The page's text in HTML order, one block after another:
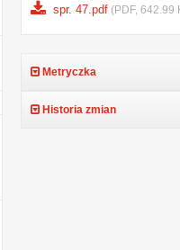
spr. 47.pdf (PDF, 642.99
Metryczka
Historia zmian